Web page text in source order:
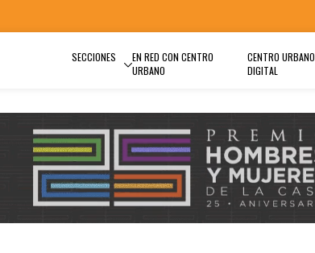
SECCIONES
EN RED CON CENTRO
URBANO
CENTRO URBANO
DIGITAL